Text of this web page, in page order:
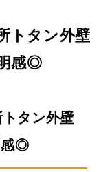
トタン外壁
感◎
タン外壁
感◎